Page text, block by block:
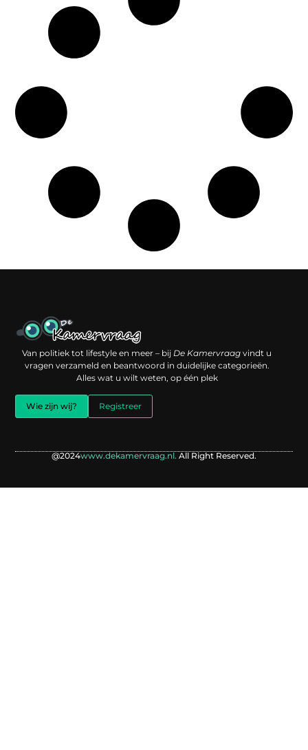
Van politiek tot lifestyle en meer – bijDe Kamervraag vindt u
vragen verzameld en beantwoord in duidelijke categorieën.
Alles wat u wilt weten, op één plek
Wie zijn wij? Registreer
@2024www.dekamervraag.nl. All Right Reserved.